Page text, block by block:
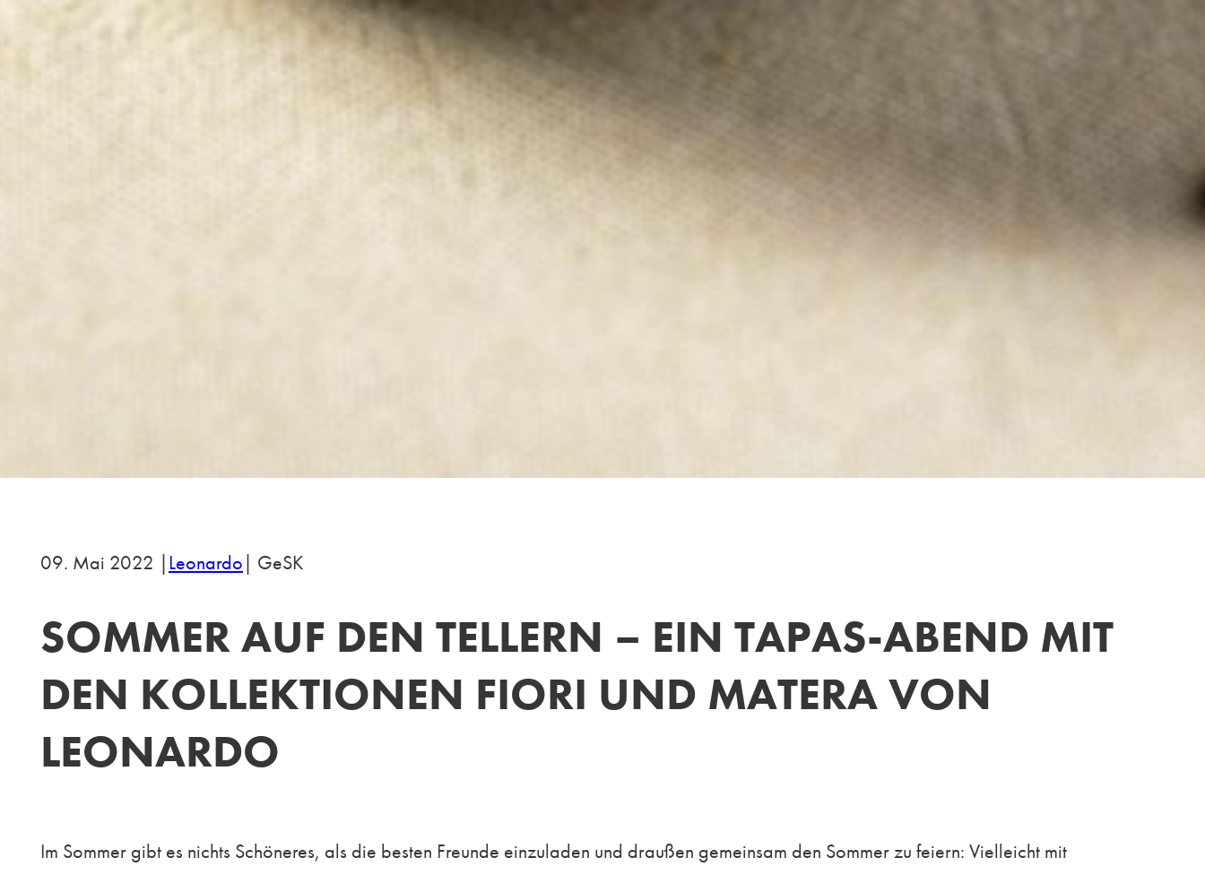
09. Mai 2022 |Leonardo| GeSK
SOMMER AUF DEN TELLERN – EIN TAPAS-ABEND MIT
DEN KOLLEKTIONEN FIORI UND MATERA VON
LEONARDO
Im Sommer gibt es nichts Schöneres, als die besten Freunde einzuladen und draußen gemeinsam den Sommer zu feiern: Vielleicht mit